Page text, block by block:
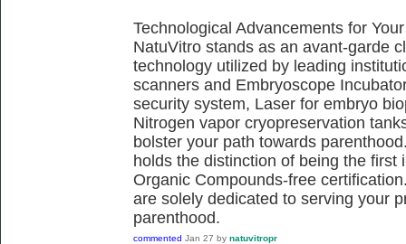
Technological Advancements for
NatuVitro stands as an avant-garde
technology utilized by leading
scanners and Embryoscope
security system, Laser for embryo
Nitrogen vapor cryopreservation
bolster your path towards
holds the distinction of being the
Organic Compounds-free
are solely dedicated to serving your
parenthood.
commented Jan 27 by natuvitropr